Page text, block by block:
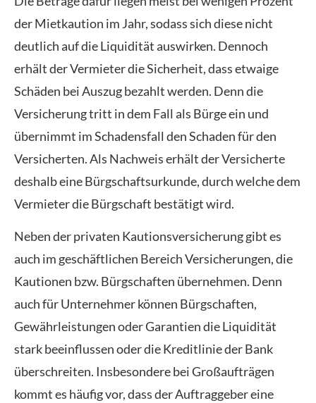
der Mietkaution im Jahr, sodass sich diese nicht
deutlich auf die Liquidität auswirken. Dennoch
erhält der Vermieter die Sicherheit, dass etwaige
Schäden bei Auszug bezahlt werden. Denn die
Versicherung tritt in dem Fall als Bürge ein und
übernimmt im Schadensfall den Schaden für den
Versicherten. Als Nachweis erhält der Versicherte
deshalb eine Bürgschaftsurkunde, durch welche dem
Vermieter die Bürgschaft bestätigt wird.
Neben der privaten Kautionsversicherung gibt es
auch im geschäftlichen Bereich Versicherungen, die
Kautionen bzw. Bürgschaften übernehmen. Denn
auch für Unternehmer können Bürgschaften,
Gewährleistungen oder Garantien die Liquidität
stark beeinflussen oder die Kreditlinie der Bank
überschreiten. Insbesondere bei Großaufträgen
kommt es häufig vor, dass der Auftraggeber eine